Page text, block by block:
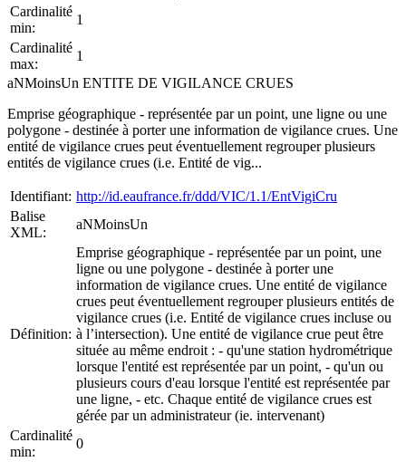
Cardinalité
min:
1
Cardinalité
max:
1
aNMoinsUn ENTITE DE VIGILANCE CRUES
Emprise géographique - représentée par un point, une ligne ou une
polygone - destinée à porter une information de vigilance crues. Une
entité de vigilance crues peut éventuellement regrouper plusieurs
entités de vigilance crues (i.e. Entité de vig...
Identifiant: http://id.eaufrance.fr/ddd/VIC/1.1/EntVigiCru
Balise
XML:
aNMoinsUn
Définition:
Emprise géographique - représentée par un point, une
ligne ou une polygone - destinée à porter une
information de vigilance crues. Une entité de vigilance
crues peut éventuellement regrouper plusieurs entités de
vigilance crues (i.e. Entité de vigilance crues incluse ou
à l’intersection). Une entité de vigilance crue peut être
située au même endroit : - qu'une station hydrométrique
lorsque l'entité est représentée par un point, - qu'un ou
plusieurs cours d'eau lorsque l'entité est représentée par
une ligne, - etc. Chaque entité de vigilance crues est
gérée par un administrateur (ie. intervenant)
Cardinalité
min:
0